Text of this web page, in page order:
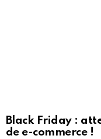
Black Friday :
de e-commerce !